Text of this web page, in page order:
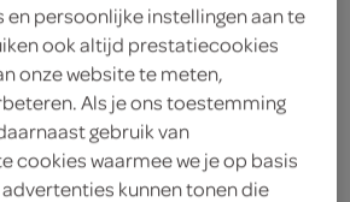
zijn niet zichtbaar bij de
worden wél automatisch
persoonlijke instellingen aan te
ook altijd prestatiecookies
onze website te meten,
Als je ons toestemming
gebruik van
cookies waarmee we je op basis
kunnen tonen die